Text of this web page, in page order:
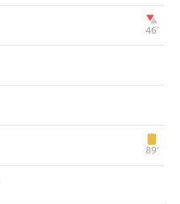
46‎’‎
89‎’‎